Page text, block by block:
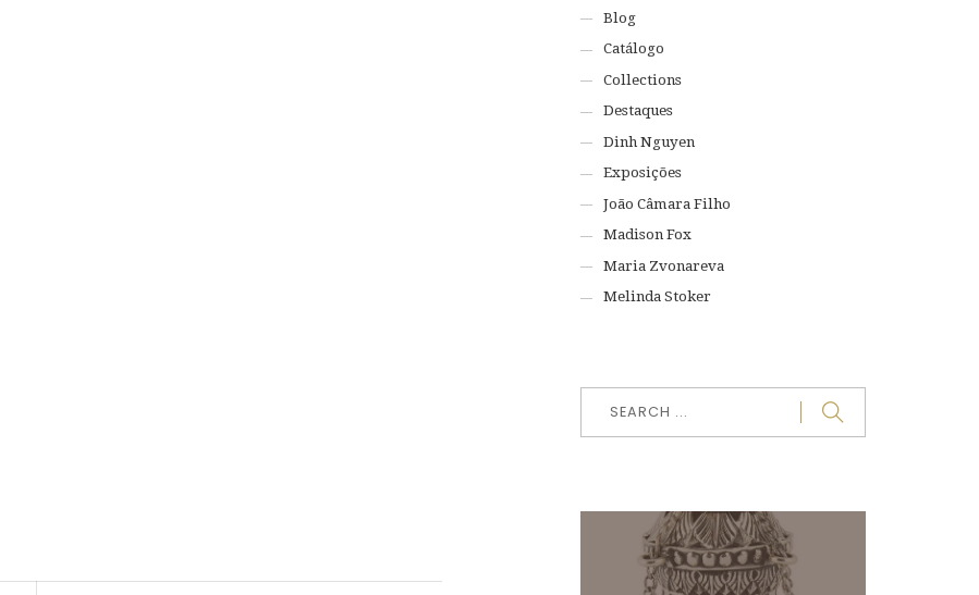
Blog
Catálogo
Collections
Destaques
Dinh Nguyen
Exposições
João Câmara Filho
Madison Fox
Maria Zvonareva
Melinda Stoker